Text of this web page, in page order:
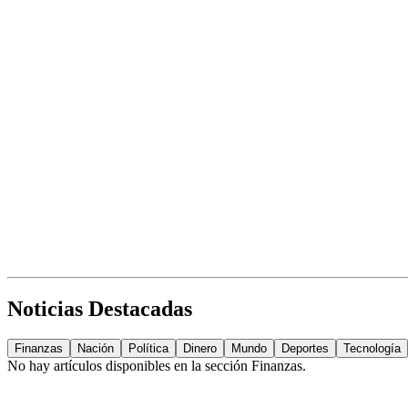
Noticias Destacadas
Finanzas Nación Política Dinero Mundo Deportes Tecnología
No hay artículos disponibles en la sección Finanzas.